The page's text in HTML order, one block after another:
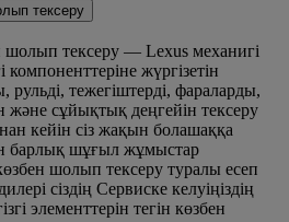
тексеру
шолып тексеру — Lexus механигі
компоненттеріне жүргізетін
рульді, тежегіштерді, фараларды,
сұйықтық деңгейін тексеру
кейін сіз жақын болашаққа
барлық шұғыл жұмыстар
көзбен шолып тексеру туралы есеп
сіздің Сервиске келуіңіздің
элементтерін тегін көзбен